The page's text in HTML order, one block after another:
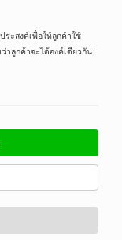
ระสงค์เพื่อให้ลูกค้าใช้
าลูกค้าจะได้องค์เดียวกัน